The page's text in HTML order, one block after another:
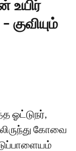
உயிர்
குவியும்
ஓட்டுநர்,
கோவை